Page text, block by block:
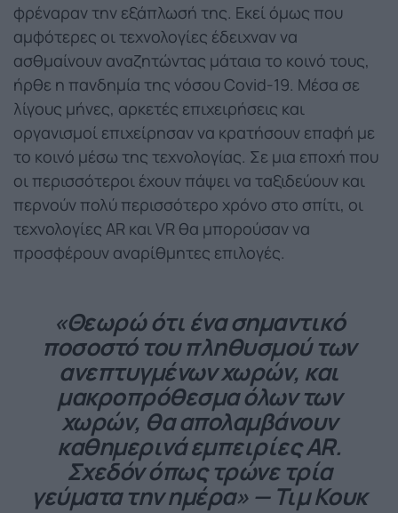
φρέναραν την εξάπλωσή της. Εκεί όμως που
αμφότερες οι τεχνολογίες έδειχναν να
ασθμαίνουν αναζητώντας μάταια το κοινό τους,
ήρθε η πανδημία της νόσου Covid-19. Μέσα σε
λίγους μήνες, αρκετές επιχειρήσεις και
οργανισμοί επιχείρησαν να κρατήσουν επαφή με
το κοινό μέσω της τεχνολογίας. Σε μια εποχή που
οι περισσότεροι έχουν πάψει να ταξιδεύουν και
περνούν πολύ περισσότερο χρόνο στο σπίτι, οι
τεχνολογίες AR και VR θα μπορούσαν να
προσφέρουν αναρίθμητες επιλογές.
«Θεωρώ ότι ένα σημαντικό
ποσοστό του πληθυσμού των
ανεπτυγμένων χωρών, και
μακροπρόθεσμα όλων των
χωρών, θα απολαμβάνουν
καθημερινά εμπειρίες AR.
Σχεδόν όπως τρώνε τρία
γεύματα την ημέρα» — Τιμ Κουκ